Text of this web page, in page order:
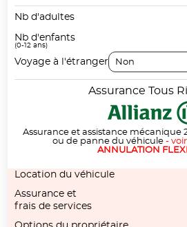
Nb d'adultes
Nb d'enfants
(0-12 ans)
Voyage à l'étranger
Assurance Tous
Assurance et assistance mécanique
ou de panne du véhicule -
ANNULATION
Location du véhicule
Assurance et
frais de services